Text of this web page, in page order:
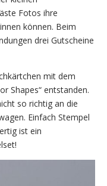
Fotos ihre
können. Beim
drei Gutscheine
mit dem
Shapes“ entstanden.
so richtig an die
Einfach Stempel
ist ein